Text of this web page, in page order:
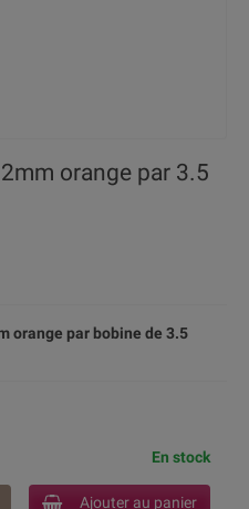
orange par 3.5
orange par bobine de 3.5
En stock
Ajouter au panier